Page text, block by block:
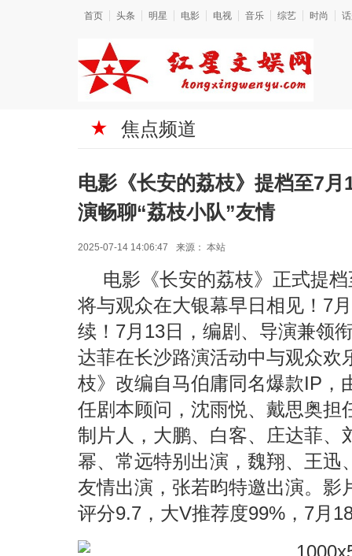
首页 头条 明星 电影 电视 音乐 综艺 时尚
焦点频道
电影《长安的荔枝》提档至7
演畅聊“荔枝小队”友情
2025-07-14 14:06:47 来源： 本站
电影《长安的荔枝》正式提
将与观众在大银幕早日相见！7
续！7月13日，编剧、导演兼领
达菲在长沙路演活动中与观众欢
枝》改编自马伯庸同名爆款IP，
任剧本顾问，沈雨悦、戴思奥担
制片人，大鹏、白客、庄达菲、
幂、常远特别出演，魏翔、王迅
友情出演，张若昀特邀出演。影
评分9.7，大V推荐度99%，7月